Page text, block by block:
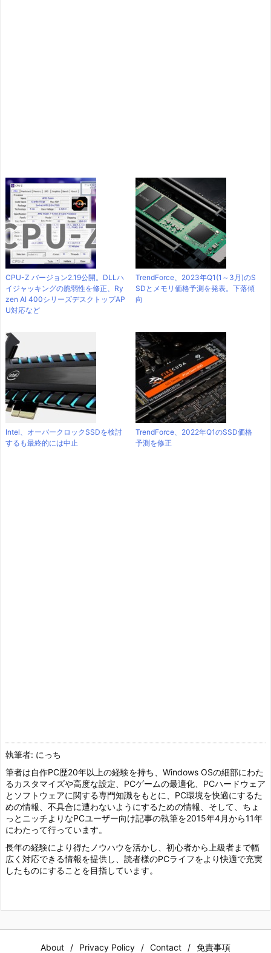
CPU-Z バージョン2.19公開。DLLハ
イジャッキングの脆弱性を修正、Ry
zen AI 400シリーズデスクトップAP
U対応など
TrendForce、2023年Q1(1～3月)のS
SDとメモリ価格予測を発表。下落傾
向
Intel、オーバークロックSSDを検討
するも最終的には中止
TrendForce、2022年Q1のSSD価格
予測を修正
執筆者: にっち
筆者は自作PC歴20年以上の経験を持ち、Windows OSの細部にわた
るカスタマイズや高度な設定、PCゲームの最適化、PCハードウェア
とソフトウェアに関する専門知識をもとに、PC環境を快適にするた
めの情報、不具合に遭わないようにするための情報、そして、ちょ
っとニッチよりなPCユーザー向け記事の執筆を2015年4月から11年
にわたって行っています。
長年の経験により得たノウハウを活かし、初心者から上級者まで幅
広く対応できる情報を提供し、読者様のPCライフをより快適で充実
したものにすることを目指しています。
About Privacy Policy Contact 免責事項